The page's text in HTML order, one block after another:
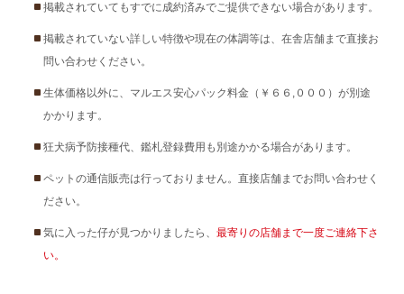
掲載されていてもすでに成約済みでご提供できない場合があります。
掲載されていない詳しい特徴や現在の体調等は、在舎店舗まで直接お
問い合わせください。
生体価格以外に、マルエス安心パック料金（￥６６,０００）が別途
かかります。
狂犬病予防接種代、鑑札登録費用も別途かかる場合があります。
ペットの通信販売は行っておりません。直接店舗までお問い合わせく
ださい。
気に入った仔が見つかりましたら、 最寄りの店舗まで一度ご連絡下さ
い。